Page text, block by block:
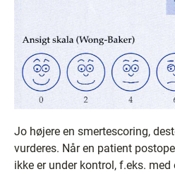
Jo højere en smertescoring,
vurderes. Når en patient
ikke er under kontrol, f.eks. med